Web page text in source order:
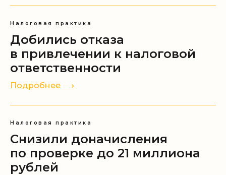
Налоговая практика
Добились отказа
в привлечении к налоговой
ответственности
Подробнее ⟶
Налоговая практика
Снизили доначисления
по проверке до 21 миллиона
рублей
Согласие на обработку файлов cookie
информационной и рекламной
рассылки